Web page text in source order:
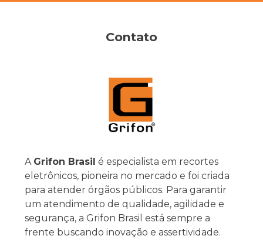
Contato
A Grifon Brasil é especialista em recortes
eletrônicos, pioneira no mercado e foi criada
para atender órgãos públicos. Para garantir
um atendimento de qualidade, agilidade e
segurança, a Grifon Brasil está sempre a
frente buscando inovação e assertividade.